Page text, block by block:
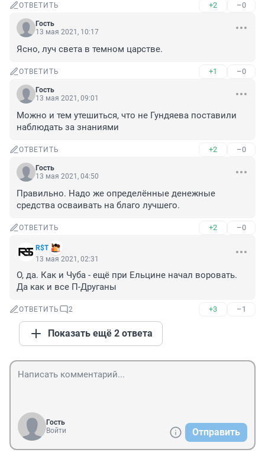
ОТВЕТИТЬ +2 –0
Гость
13 мая 2021, 10:17
Ясно, луч света в темном царстве.
ОТВЕТИТЬ +1 –0
Гость
13 мая 2021, 09:01
Можно и тем утешиться, что не Гундяева поставили
наблюдать за знаниями
ОТВЕТИТЬ +2 –0
Гость
13 мая 2021, 04:50
Правильно. Надо же определённые денежные
средства осваивать на благо лучшего.
ОТВЕТИТЬ +2 –0
R$Т
13 мая 2021, 02:31
О, да. Как и Чуба - ещё при Ельцине начал воровать.
Да как и все П-Друганы
ОТВЕТИТЬ 2 +3 –1
Показать ещё 2 ответа
Гость
Войти
Отправить